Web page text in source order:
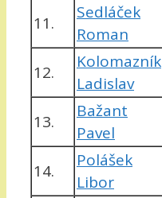
11.
Sedláček
Roman
12.
Kolomazník
Ladislav
13.
Bažant
Pavel
14.
Polášek
Libor